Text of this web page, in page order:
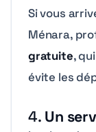
Si vous
Ménara,
gratuite,
évite les
4. Un